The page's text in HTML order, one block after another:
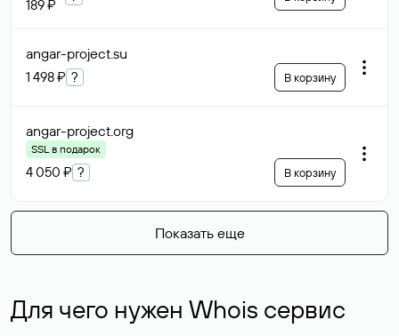
189 ₽
angar-project.su
1 498 ₽ ? В корзину
angar-project.org
SSL в подарок
4 050 ₽ ? В корзину
Показать еще
Для чего нужен Whois сервис